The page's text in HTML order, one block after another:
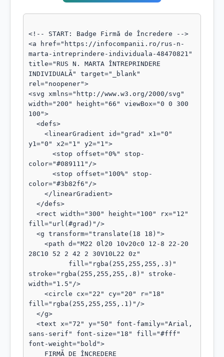
<!-- START: Badge Firmă de Încredere -->
<a href="https://infocompanii.ro/rus-n-
marta-intreprindere-individuala-48470821"
title="RUS N. MARTA ÎNTREPRINDERE
INDIVIDUALĂ" target="_blank"
rel="noopener">
<svg xmlns="http://www.w3.org/2000/svg"
width="200" height="66" viewBox="0 0 300
100">
y1="0" x2="1" y2="1">
color="#089111"/>
color="#3b82f6"/>
fill="url(#grad)"/>
28C10 52 2 42 2 30V10L22 0z"
stroke="rgba(255,255,255,.8)" stroke-
width="1.5"/>
fill="rgba(255,255,255,.1)"/>
sans-serif" font-size="18" fill="#fff"
font-weight="bold">